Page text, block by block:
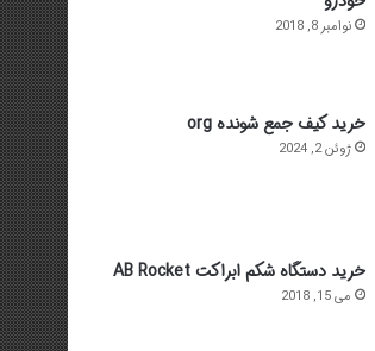
نوامبر 8, 2018
خرید کیف جمع شونده org
ژوئن 2, 2024
خرید دستگاه شکم ابراکت AB Rocket
می 15, 2018